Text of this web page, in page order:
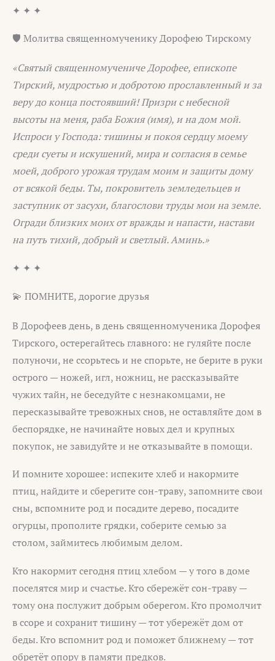
✦ ✦ ✦
🛡️ Молитва священномученику Дорофею Тирскому
«Святый священномучениче Дорофее, епископе
Тирский, мудростью и добротою прославленный и за
веру до конца постоявший! Призри с небесной
высоты на меня, раба Божия (имя), и на дом мой.
Испроси у Господа: тишины и покоя сердцу моему
среди суеты и искушений, мира и согласия в семье
моей, доброго урожая трудам моим и защиты дому
от всякой беды. Ты, покровитель земледельцев и
заступник от засухи, благослови труды мои на земле.
Огради близких моих от вражды и напасти, настави
на путь тихий, добрый и светлый. Аминь.»
✦ ✦ ✦
💫 ПОМНИТЕ, дорогие друзья
В Дорофеев день, в день священномученика Дорофея
Тирского, остерегайтесь главного: не гуляйте после
полуночи, не ссорьтесь и не спорьте, не берите в руки
острого — ножей, игл, ножниц, не рассказывайте
чужих тайн, не беседуйте с незнакомцами, не
пересказывайте тревожных снов, не оставляйте дом в
беспорядке, не начинайте новых дел и крупных
покупок, не завидуйте и не отказывайте в помощи.
И помните хорошее: испеките хлеб и накормите
птиц, найдите и сберегите сон-траву, запомните свои
сны, вспомните род и посадите дерево, посадите
огурцы, прополите грядки, соберите семью за
столом, займитесь любимым делом.
Кто накормит сегодня птиц хлебом — у того в доме
поселятся мир и счастье. Кто сбережёт сон-траву —
тому она послужит добрым оберегом. Кто промолчит
в ссоре и сохранит тишину — тот убережёт дом от
беды. Кто вспомнит род и поможет ближнему — тот
обретёт опору в памяти предков.